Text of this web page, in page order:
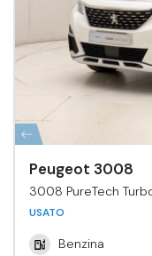
Peugeot 3008
3008 PureTech
USATO
Benzina